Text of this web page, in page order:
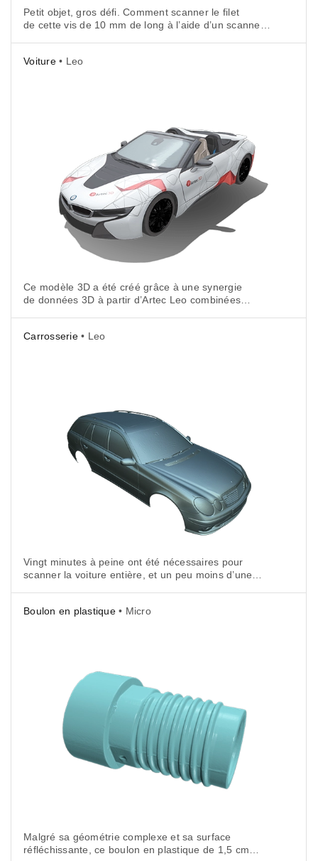
Petit objet, gros défi. Comment scanner le filet
de cette vis de 10 mm de long à l’aide d’un scanner
Voiture• Leo
Ce modèle 3D a été créé grâce à une synergie
de données 3D à partir d’Artec Leo combinées
Carrosserie• Leo
Vingt minutes à peine ont été nécessaires pour
scanner la voiture entière, et un peu moins d’une
en moins de deux heures.
Boulon en plastique• Micro
Malgré sa géométrie complexe et sa surface
réfléchissante, ce boulon en plastique de 1,5 cm